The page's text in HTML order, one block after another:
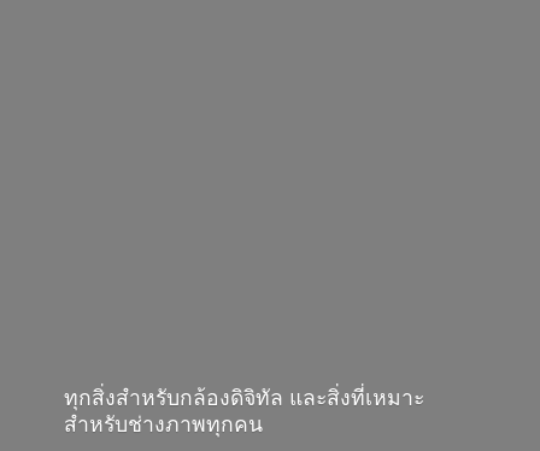
ทุกสิ่งสำหรับกล้องดิจิทัล และสิ่งที่เหมาะ
สำหรับช่างภาพทุกคน